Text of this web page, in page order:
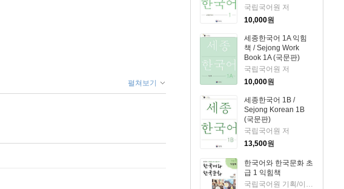
Guide 1
국립국어원 저
10,000원
세종한국어 1A 익힘
책 / Sejong Work
Book 1A (국문판)
국립국어원 저
10,000원
세종한국어 1B /
Sejong Korean 1B
(국문판)
국립국어원 저
13,500원
한국어와 한국문화 초
급 1 익힘책
국립국어원 기획/이미혜 등저
펼쳐보기